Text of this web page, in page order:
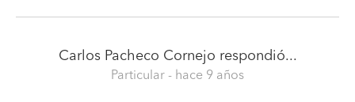
Carlos Pacheco Cornejo respondió...
Particular - hace 9 años